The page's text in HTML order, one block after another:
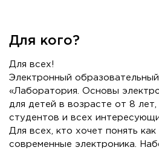
Для кого?
Для всех!
Электронный
«Лаборатория. Основы
для детей в возрасте от 8 лет,
студентов и всех
Для всех, кто хочет понять
современные электроника.